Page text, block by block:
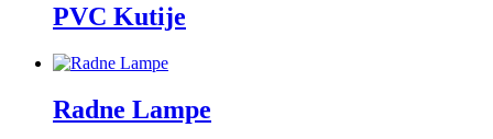
PVC Kutije
Radne Lampe